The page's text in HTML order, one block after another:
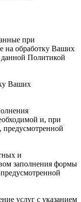
при
на обработку Ваших
данной Политикой
Ваших
и, при
и
заполнения формы
услуг с указанием